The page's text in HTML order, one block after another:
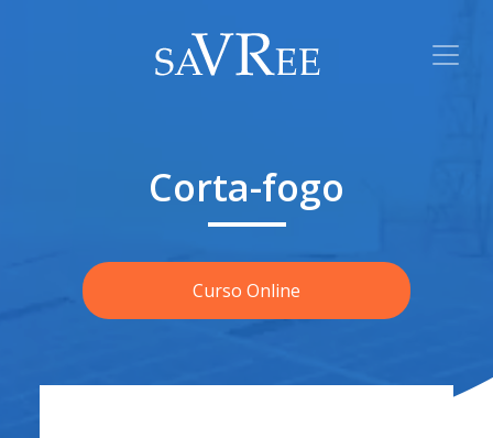
Corta-fogo
Curso Online